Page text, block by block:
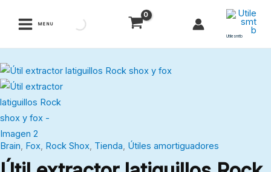
MENU
Utilesmtb
Brain, Fox, Rock Shox, Tienda, Útiles amortiguadores
Útil
extractor
latiguillos
Rock
shox
y
fox